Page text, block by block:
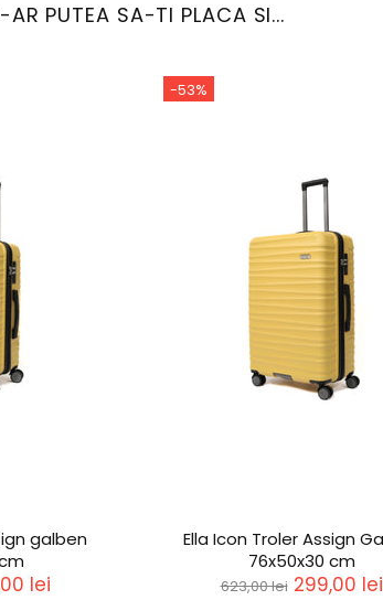
AR PUTEA SA-TI PLACA SI...
galben
lei
-53%
Ella Icon Troler Assign
76x50x30 cm
623,00 lei 299,00 lei